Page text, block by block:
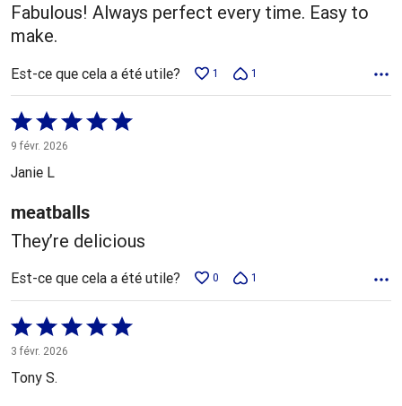
Fabulous! Always perfect every time. Easy to
make.
Est-ce que cela a été utile? 1 1
Coté
5 sur
5
9 févr. 2026
Janie L
meatballs
They’re delicious
Est-ce que cela a été utile? 0 1
Coté
5 sur
5
3 févr. 2026
Tony S.